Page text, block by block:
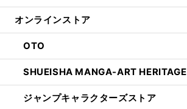
オンラインストア
OTO
SHUEISHA MANGA-ART HERITAGE
ジャンプキャラクターズストア